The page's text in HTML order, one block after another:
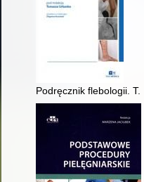
Podręcznik flebologii. T. 1